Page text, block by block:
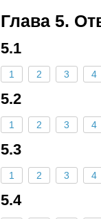
Глава 5.
5.1
1 2 3 4
5.2
1 2 3 4
5.3
1 2 3 4
5.4